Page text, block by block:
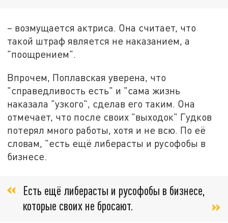
– возмущается актриса. Она считает, что
такой штраф является не наказанием, а
"поощрением".
Впрочем, Поплавская уверена, что
"справедливость есть" и "сама жизнь
наказала "узкого", сделав его таким. Она
отмечает, что после своих "выходок" Гудков
потерял много работы, хотя и не всю. По её
словам, "есть ещё либерасты и русофобы в
бизнесе.
Есть ещё либерасты и русофобы в бизнесе,
которые своих не бросают.